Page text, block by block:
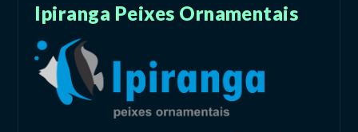
Ipiranga Peixes Ornamentais